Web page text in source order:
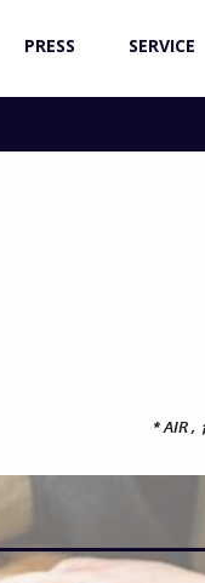
PRESS SERVICE
* AIR ,